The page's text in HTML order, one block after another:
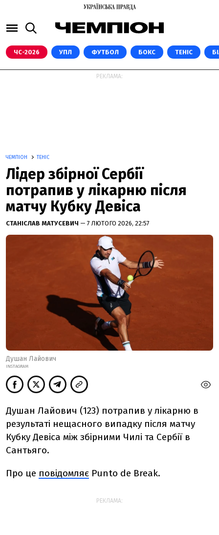
ЧС-2026 УПЛ ФУТБОЛ БОКС ТЕНІС
РЕКЛАМА:
ЧЕМПІОН ТЕНІС
Лідер збірної Сербії
потрапив у лікарню після
матчу Кубку Девіса
СТАНІСЛАВ МАТУСЕВИЧ — 7 ЛЮТОГО 2026, 22:57
Душан Лайович
INSTAGRAM
Душан Лайович (123) потрапив у лікарню в
результаті нещасного випадку після матчу
Кубку Девіса між збірними Чилі та Сербії в
Сантьяго.
Про це повідомляє Punto de Break.
РЕКЛАМА: